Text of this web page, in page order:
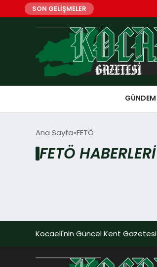
SON GELİŞMELER
GÜNDEM
Ana Sayfa FETÖ
FETÖ HABERLERI
Kocaeli'nin Güncel Kent Gazetesi